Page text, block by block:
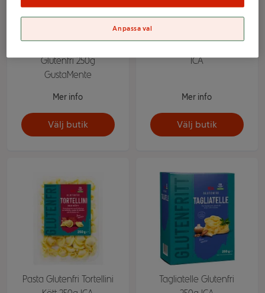
Glutenfri 250g
GustaMente
Mer info
Välj butik
ICA
Mer info
Välj butik
Pasta Glutenfri Tortellini
Tagliatelle Glutenfri
Anpassa val